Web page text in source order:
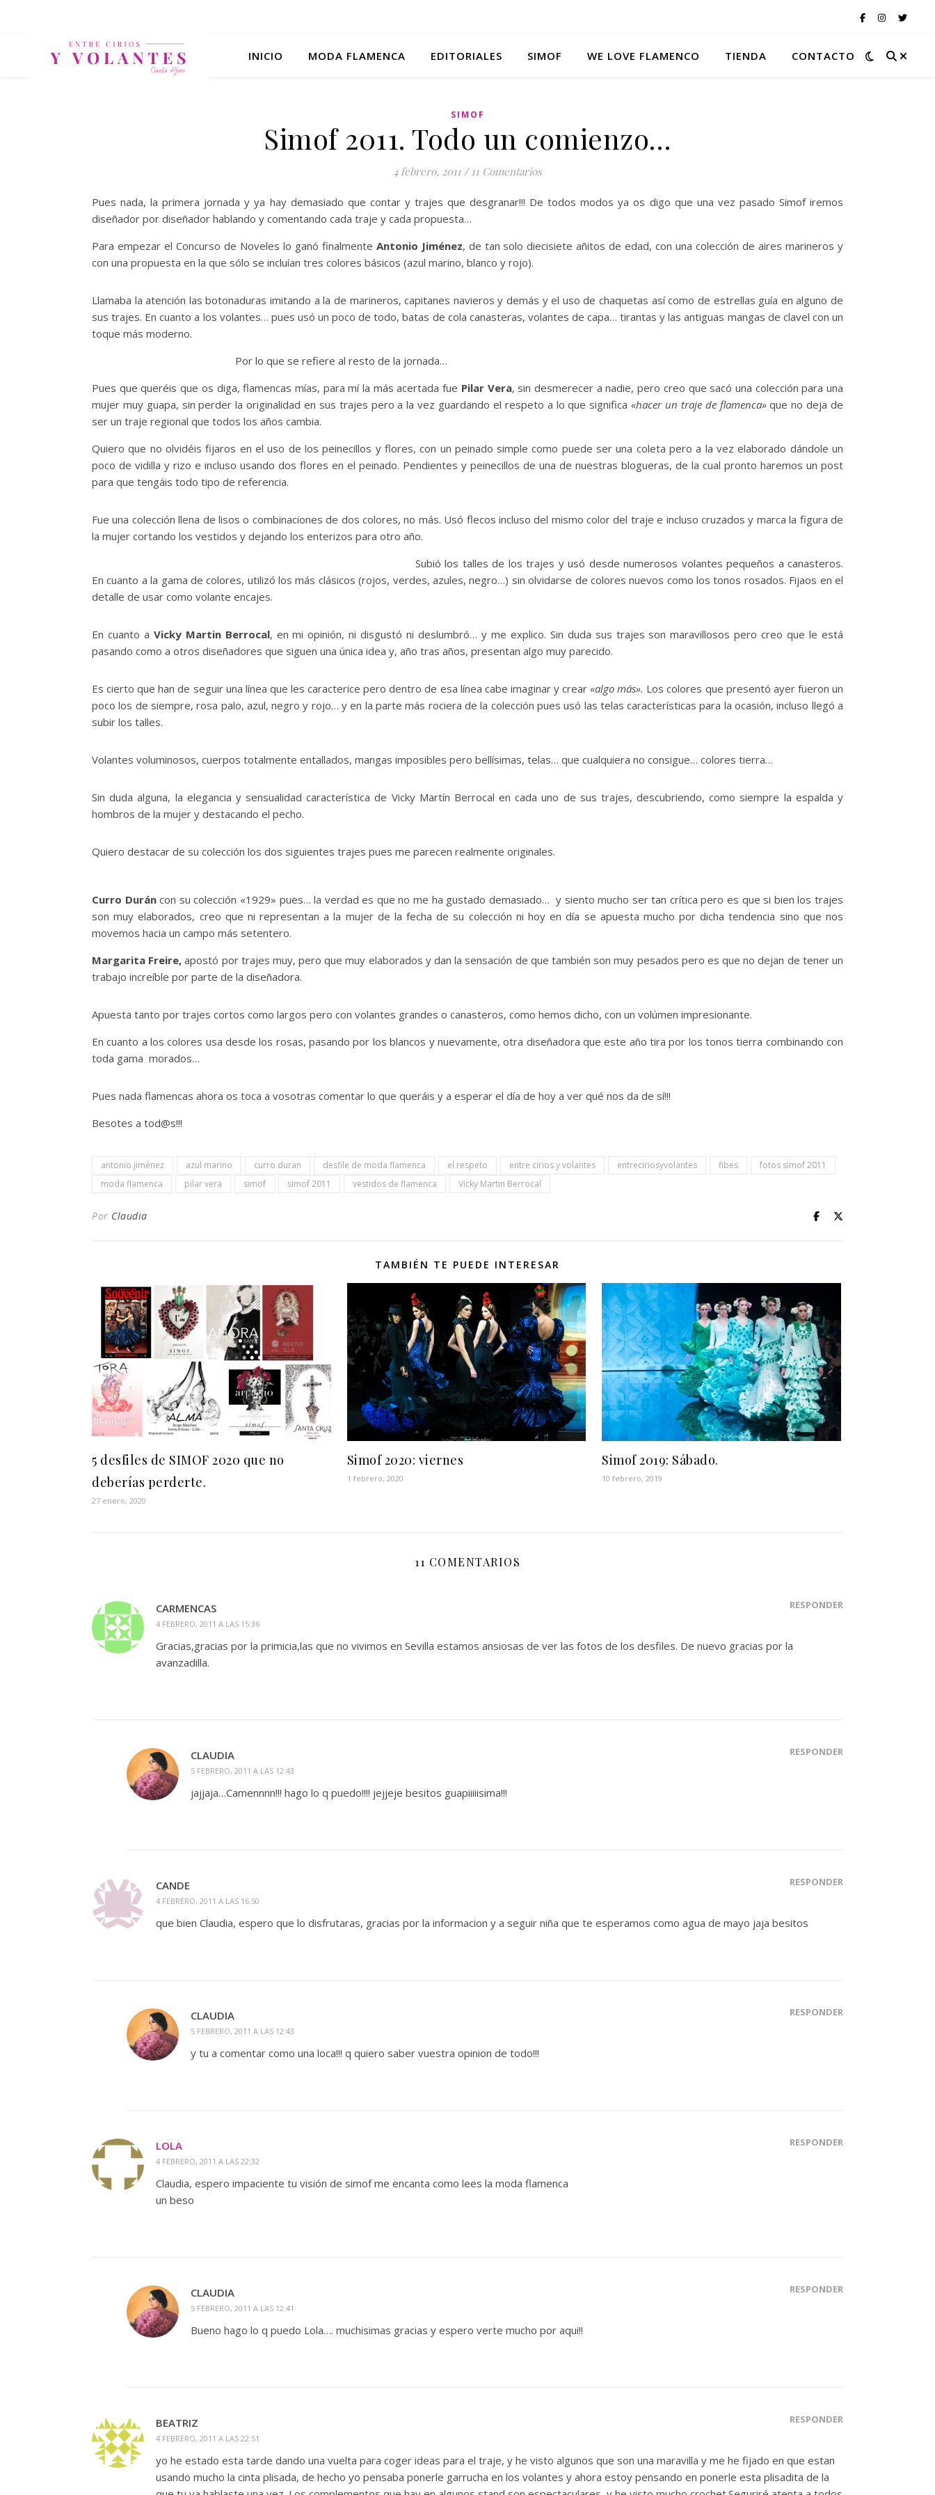
INICIO MODA FLAMENCA EDITORIALES SIMOF WE LOVE FLAMENCO TIENDA CONTACTO
SIMOF
Simof 2011. Todo un comienzo…
4 febrero, 2011 / 11 Comentarios
Pues nada, la primera jornada y ya hay demasiado que contar y trajes que desgranar!!! De todos modos ya os digo que una vez pasado Simof iremos
diseñador por diseñador hablando y comentando cada traje y cada propuesta…
Para empezar el Concurso de Noveles lo ganó finalmente Antonio Jiménez, de tan solo diecisiete añitos de edad, con una colección de aires marineros y
con una propuesta en la que sólo se incluían tres colores básicos (azul marino, blanco y rojo).
Llamaba la atención las botonaduras imitando a la de marineros, capitanes navieros y demás y el uso de chaquetas así como de estrellas guía en alguno de
sus trajes. En cuanto a los volantes… pues usó un poco de todo, batas de cola canasteras, volantes de capa… tirantas y las antiguas mangas de clavel con un
toque más moderno.
Por lo que se refiere al resto de la jornada…
Pues que queréis que os diga, flamencas mías, para mí la más acertada fue Pilar Vera, sin desmerecer a nadie, pero creo que sacó una colección para una
mujer muy guapa, sin perder la originalidad en sus trajes pero a la vez guardando el respeto a lo que significa«hacer un traje de flamenca»que no deja de
ser un traje regional que todos los años cambia.
Quiero que no olvidéis fijaros en el uso de los peinecillos y flores, con un peinado simple como puede ser una coleta pero a la vez elaborado dándole un
poco de vidilla y rizo e incluso usando dos flores en el peinado. Pendientes y peinecillos de una de nuestras blogueras, de la cual pronto haremos un post
para que tengáis todo tipo de referencia.
Fue una colección llena de lisos o combinaciones de dos colores, no más. Usó flecos incluso del mismo color del traje e incluso cruzados y marca la figura de
la mujer cortando los vestidos y dejando los enterizos para otro año.
Subió los talles de los trajes y usó desde numerosos volantes pequeños a canasteros.
En cuanto a la gama de colores, utilizó los más clásicos (rojos, verdes, azules, negro…) sin olvidarse de colores nuevos como los tonos rosados. Fijaos en el
detalle de usar como volante encajes.
En cuanto a Vicky Martin Berrocal, en mi opinión, ni disgustó ni deslumbró… y me explico. Sin duda sus trajes son maravillosos pero creo que le está
pasando como a otros diseñadores que siguen una única idea y, año tras años, presentan algo muy parecido.
Es cierto que han de seguir una línea que les caracterice pero dentro de esa línea cabe imaginar y crear«algo más». Los colores que presentó ayer fueron un
poco los de siempre, rosa palo, azul, negro y rojo… y en la parte más rociera de la colección pues usó las telas características para la ocasión, incluso llegó a
subir los talles.
Volantes voluminosos, cuerpos totalmente entallados, mangas imposibles pero bellísimas, telas… que cualquiera no consigue… colores tierra…
Sin duda alguna, la elegancia y sensualidad característica de Vicky Martín Berrocal en cada uno de sus trajes, descubriendo, como siempre la espalda y
hombros de la mujer y destacando el pecho.
Quiero destacar de su colección los dos siguientes trajes pues me parecen realmente originales.
Curro Duráncon su colección «1929» pues… la verdad es que no me ha gustado demasiado… y siento mucho ser tan crítica pero es que si bien los trajes
son muy elaborados, creo que ni representan a la mujer de la fecha de su colección ni hoy en día se apuesta mucho por dicha tendencia sino que nos
movemos hacia un campo más setentero.
Margarita Freire, apostó por trajes muy, pero que muy elaborados y dan la sensación de que también son muy pesados pero es que no dejan de tener un
trabajo increíble por parte de la diseñadora.
Apuesta tanto por trajes cortos como largos pero con volantes grandes o canasteros, como hemos dicho, con un volúmen impresionante.
En cuanto a los colores usa desde los rosas, pasando por los blancos y nuevamente, otra diseñadora que este año tira por los tonos tierra combinando con
toda gama morados…
Pues nada flamencas ahora os toca a vosotras comentar lo que queráis y a esperar el día de hoy a ver qué nos da de sí!!!
Besotes a tod@s!!!
antonio jiménez azul marino curro duran desfile de moda flamenca el respeto entre cirios y volantes entreciriosyvolantes fibes
fotos simof 2011
moda flamenca
pilar vera simof simof 2011 vestidos de flamenca Vicky Martin Berrocal
Por Claudia
TAMBIÉN TE PUEDE INTERESAR
5 desfiles de SIMOF 2020 que no
deberías perderte.
27 enero, 2020
Simof 2020: viernes
1 febrero, 2020
Simof 2019: Sábado.
10 febrero, 2019
11 COMENTARIOS
CARMENCAS
4 FEBRERO, 2011 A LAS 15:36
RESPONDER
Gracias,gracias por la primicia,las que no vivimos en Sevilla estamos ansiosas de ver las fotos de los desfiles. De nuevo gracias por la
avanzadilla.
CLAUDIA
5 FEBRERO, 2011 A LAS 12:43
RESPONDER
jajjaja…Camennnn!!! hago lo q puedo!!!! jejjeje besitos guapiiiiisima!!!
CANDE
4 FEBRERO, 2011 A LAS 16:50
RESPONDER
que bien Claudia, espero que lo disfrutaras, gracias por la informacion y a seguir niña que te esperamos como agua de mayo jaja besitos
CLAUDIA
5 FEBRERO, 2011 A LAS 12:43
RESPONDER
y tu a comentar como una loca!!! q quiero saber vuestra opinion de todo!!!
LOLA
4 FEBRERO, 2011 A LAS 22:32
RESPONDER
Claudia, espero impaciente tu visión de simof me encanta como lees la moda flamenca
un beso
CLAUDIA
5 FEBRERO, 2011 A LAS 12:41
RESPONDER
Bueno hago lo q puedo Lola…. muchisimas gracias y espero verte mucho por aqui!!
BEATRIZ
4 FEBRERO, 2011 A LAS 22:51
RESPONDER
yo he estado esta tarde dando una vuelta para coger ideas para el traje, y he visto algunos que son una maravilla y me he fijado en que estan
usando mucho la cinta plisada, de hecho yo pensaba ponerle garrucha en los volantes y ahora estoy pensando en ponerle esta plisadita de la